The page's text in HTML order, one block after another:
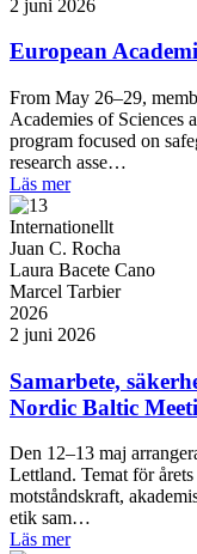
2 juni 2026
European
From May 26–29,
Academies of Sciences
program focused on
research asse…
Läs mer
Internationellt
Juan C. Rocha
Laura Bacete Cano
Marcel Tarbier
2026
2 juni 2026
Samarbete,
Nordic Baltic
Den 12–13 maj
Lettland. Temat för
motståndskraft,
etik sam…
Läs mer